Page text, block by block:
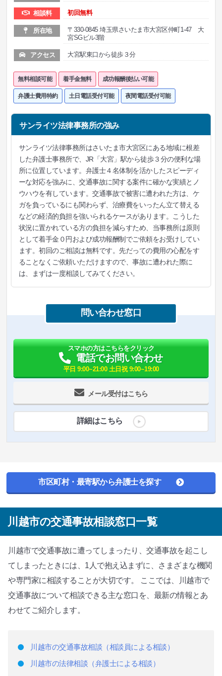
相談料 初回無料
所在地
〒330-0845 埼玉県さいたま市大宮区仲町1-47 大
宮SGビル3階
アクセス 大宮駅東口から徒歩３分
無料相談可能 着手金無料 成功報酬後払い可能
弁護士費用特約 土日電話受付可能 夜間電話受付可能
サンライツ法律事務所の強み
サンライツ法律事務所はさいたま市大宮区にある地域に根差
した弁護士事務所で、JR「大宮」駅から徒歩３分の便利な場
所に位置しています。弁護士４名体制を活かしたスピーディ
ーな対応を強みに、交通事故に関する案件に確かな実績とノ
ウハウを有しています。交通事故で被害に遭われた方は、ケ
ガを負っているにも関わらず、治療費をいったん立て替える
などの経済的負担を強いられるケースがあります。こうした
状況に置かれている方の負担を減らすため、当事務所は原則
として着手金０円および成功報酬制でご依頼をお受けしてい
ます。初回のご相談は無料です。先だっての費用の心配をす
ることなくご依頼いただけますので、事故に遭われた際に
は、まずは一度相談してみてください。
問い合わせ窓口
メール受付はこちら
スマホの方はこちらをクリック
電話でお問い合わせ
平日 9:00~21:00 土日祝 9:00~19:00
詳細はこちら
市区町村・最寄駅から弁護士を探す
川越市の交通事故相談窓口一覧
川越市で交通事故に遭ってしまったり、交通事故を起こし
てしまったときには、1人で抱え込まずに、さまざまな機関
や専門家に相談することが大切です。 ここでは、川越市で
交通事故について相談できる主な窓口を、最新の情報とあ
わせてご紹介します。
川越市の交通事故相談（相談員による相談）
川越市の法律相談（弁護士による相談）